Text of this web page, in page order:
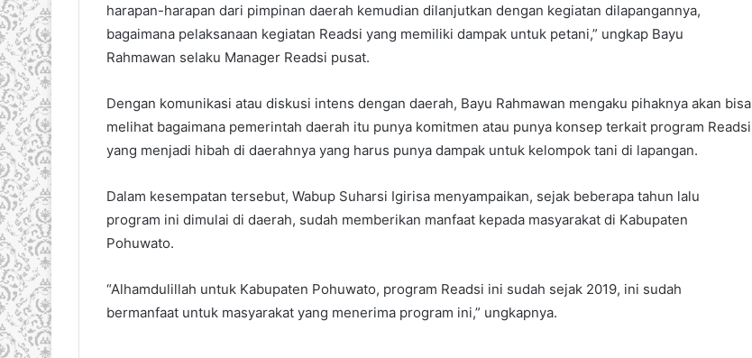
harapan-harapan dari pimpinan daerah kemudian dilanjutkan dengan kegiatan dilapangannya,
bagaimana pelaksanaan kegiatan Readsi yang memiliki dampak untuk petani,” ungkap Bayu
Rahmawan selaku Manager Readsi pusat.
Dengan komunikasi atau diskusi intens dengan daerah, Bayu Rahmawan mengaku pihaknya akan bisa
melihat bagaimana pemerintah daerah itu punya komitmen atau punya konsep terkait program Readsi
yang menjadi hibah di daerahnya yang harus punya dampak untuk kelompok tani di lapangan.
Dalam kesempatan tersebut, Wabup Suharsi Igirisa menyampaikan, sejak beberapa tahun lalu
program ini dimulai di daerah, sudah memberikan manfaat kepada masyarakat di Kabupaten
Pohuwato.
“Alhamdulillah untuk Kabupaten Pohuwato, program Readsi ini sudah sejak 2019, ini sudah
bermanfaat untuk masyarakat yang menerima program ini,” ungkapnya.